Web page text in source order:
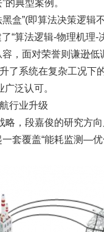
的典型案例。
盒”(即算法决策逻
“算法逻辑-物理机理
容，面对荣誉则谦逊
了系统在复杂工况下
泛认可。
行业升级
略，段嘉俊的研究方
一套覆盖“能耗监测—